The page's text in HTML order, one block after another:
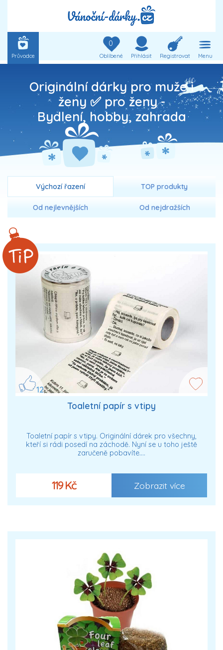
Průvodce
0
Oblíbené Přihlásit Registrovat Menu
Originální dárky pro muže i
ženy ✅ pro ženy -
Bydlení, hobby, zahrada
Výchozí řazení TOP produkty
Od nejlevnějších Od nejdražších
12
Toaletní papír s vtipy
Toaletní papír s vtipy. Originální dárek pro všechny,
kteří si rádi posedí na záchodě. Nyní se u toho ještě
zaručeně pobavíte.…
119 Kč Zobrazit více